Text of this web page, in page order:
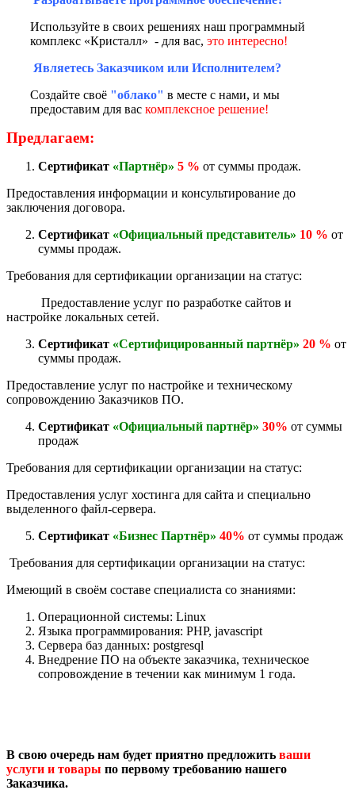
Используйте в своих решениях наш программный
комплекс «Кристалл» - для вас, это интересно!
Являетесь Заказчиком или Исполнителем?
Создайте своё "облако" в месте с нами, и мы
предоставим для вас комплексное решение!
Предлагаем:
Сертификат «Партнёр» 5 % от суммы продаж.
Предоставления информации и консультирование до
заключения договора.
Сертификат «Официальный представитель» 10 % от
суммы продаж.
Требования для сертификации организации на статус:
Предоставление услуг по разработке сайтов и
настройке локальных сетей.
Сертификат «Сертифицированный партнёр» 20 % от
суммы продаж.
Предоставление услуг по настройке и техническому
сопровождению Заказчиков ПО.
Сертификат «Официальный партнёр» 30% от суммы
продаж
Требования для сертификации организации на статус:
Предоставления услуг хостинга для сайта и специально
выделенного файл-сервера.
Сертификат «Бизнес Партнёр» 40% от суммы продаж
Требования для сертификации организации на статус:
Имеющий в своём составе специалиста со знаниями:
Операционной системы: Linux
Языка программирования: PHP, javascript
Сервера баз данных: postgresql
Внедрение ПО на объекте заказчика, техническое
сопровождение в течении как минимум 1 года.
В свою очередь нам будет приятно предложить ваши
услуги и товары по первому требованию нашего
Заказчика.